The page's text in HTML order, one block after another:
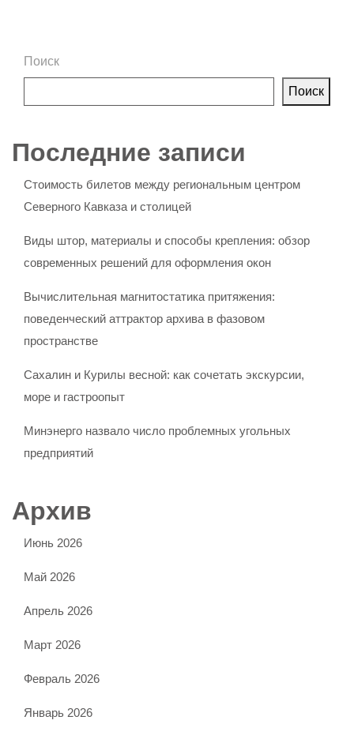
Поиск
Поиск
Последние записи
Стоимость билетов между региональным центром
Северного Кавказа и столицей
Виды штор, материалы и способы крепления: обзор
современных решений для оформления окон
Вычислительная магнитостатика притяжения:
поведенческий аттрактор архива в фазовом
пространстве
Сахалин и Курилы весной: как сочетать экскурсии,
море и гастроопыт
Минэнерго назвало число проблемных угольных
предприятий
Архив
Июнь 2026
Май 2026
Апрель 2026
Март 2026
Февраль 2026
Январь 2026